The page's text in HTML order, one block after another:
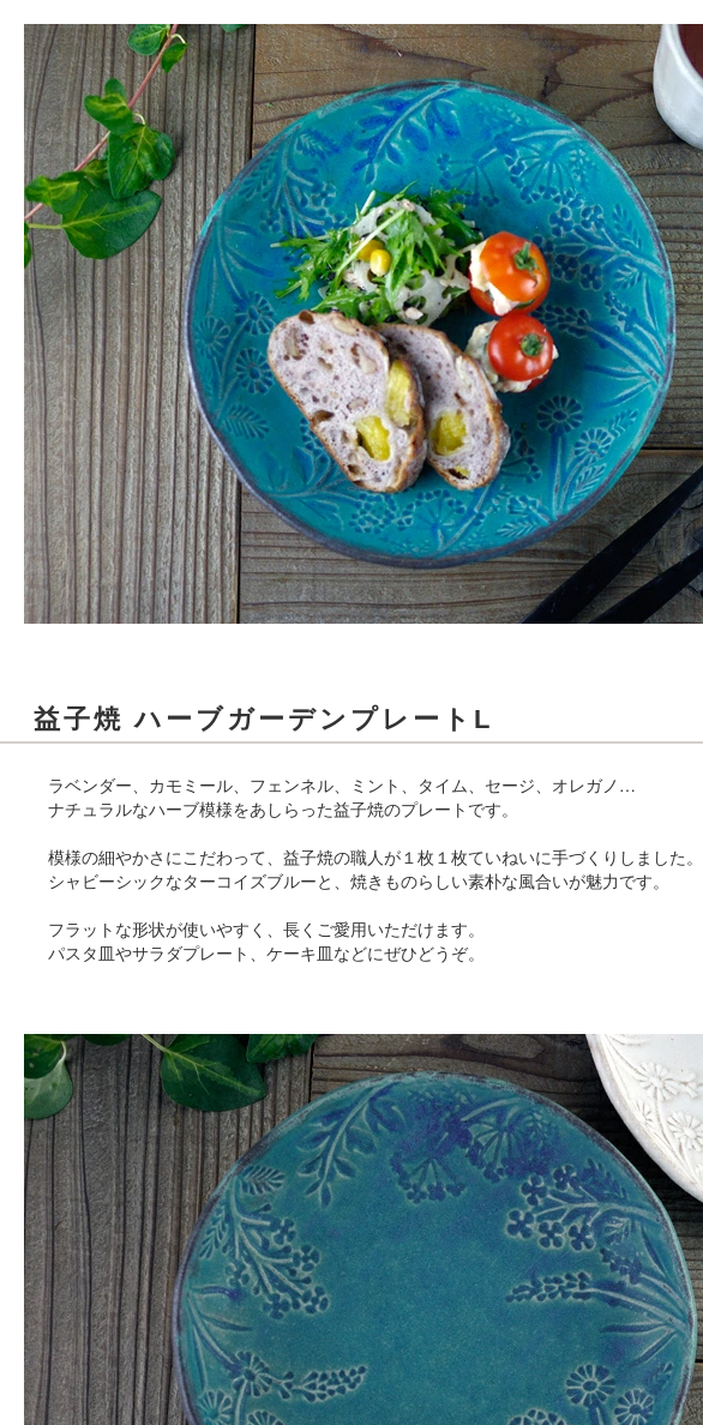
益子焼 ハーブガーデンプレートL
ラベンダー、カモミール、フェンネル、ミント、タイム、セージ、オレガノ…
ナチュラルなハーブ模様をあしらった益子焼のプレートです。
模様の細やかさにこだわって、益子焼の職人が１枚１枚ていねいに手づくりしました。
シャビーシックなターコイズブルーと、焼きものらしい素朴な風合いが魅力です。
フラットな形状が使いやすく、長くご愛用いただけます。
パスタ皿やサラダプレート、ケーキ皿などにぜひどうぞ。